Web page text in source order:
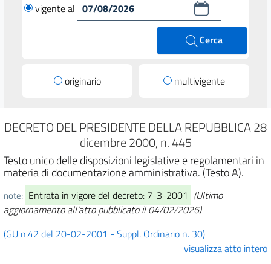
vigente al
Cerca
originario multivigente
DECRETO DEL PRESIDENTE DELLA REPUBBLICA 28
dicembre 2000, n. 445
Testo unico delle disposizioni legislative e regolamentari in
materia di documentazione amministrativa. (Testo A).
note: Entrata in vigore del decreto: 7-3-2001 (Ultimo
aggiornamento all'atto pubblicato il 04/02/2026)
(GU n.42 del 20-02-2001 - Suppl. Ordinario n. 30)
visualizza atto intero